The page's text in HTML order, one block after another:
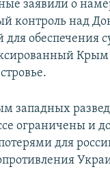
заявили о
контроль над
обеспечения
Крым
западных
ограничены и
для